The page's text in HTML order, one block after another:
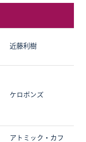
近藤利樹
ケロポンズ
アトミック・カフ